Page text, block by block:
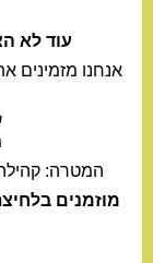
עוד לא
אנחנו מזמינים
המטרה:
מוזמנים